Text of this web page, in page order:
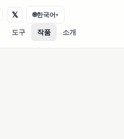
도구 작품 소개
𝕏 🌐한국어▾